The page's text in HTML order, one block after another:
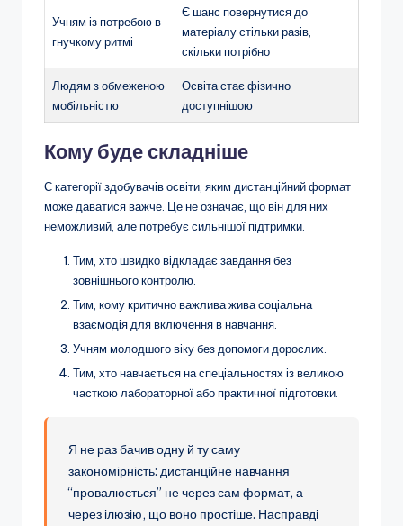
Учням із потребою в
гнучкому ритмі
Є шанс повернутися до
матеріалу стільки разів,
скільки потрібно
Людям з обмеженою
мобільністю
Освіта стає фізично
доступнішою
Кому буде складніше
Є категорії здобувачів освіти, яким дистанційний формат
може даватися важче. Це не означає, що він для них
неможливий, але потребує сильнішої підтримки.
Тим, хто швидко відкладає завдання без
зовнішнього контролю.
Тим, кому критично важлива жива соціальна
взаємодія для включення в навчання.
Учням молодшого віку без допомоги дорослих.
Тим, хто навчається на спеціальностях із великою
часткою лабораторної або практичної підготовки.
Я не раз бачив одну й ту саму
закономірність: дистанційне навчання
“провалюється” не через сам формат, а
через ілюзію, що воно простіше. Насправді